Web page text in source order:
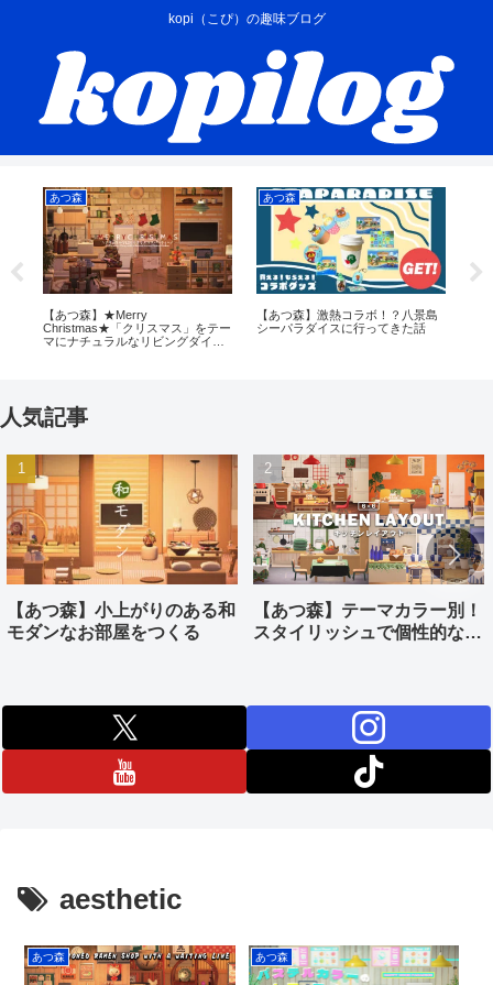
kopi（こぴ）の趣味ブログ
あつ森
【あつ森】★Merry
Christmas★「クリスマス」をテー
マにナチュラルなリビングダイニ
あつ森
【あつ森】激熱コラボ！？八景島
シーパラダイスに行ってきた話
人気記事
【あつ森】小上がりのある和
モダンなお部屋をつくる
【あつ森】テーマカラー別！
スタイリッシュで個性的なキ
aesthetic
あつ森 あつ森